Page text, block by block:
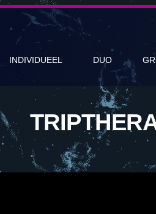
INDIVIDUEEL DUO